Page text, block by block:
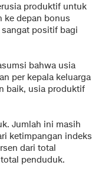
produktif untuk
ke depan bonus
sangat positif bagi
bahwa usia
per kepala keluarga
baik, usia produktif
Jumlah ini masih
ketimpangan indeks
dari total
penduduk.